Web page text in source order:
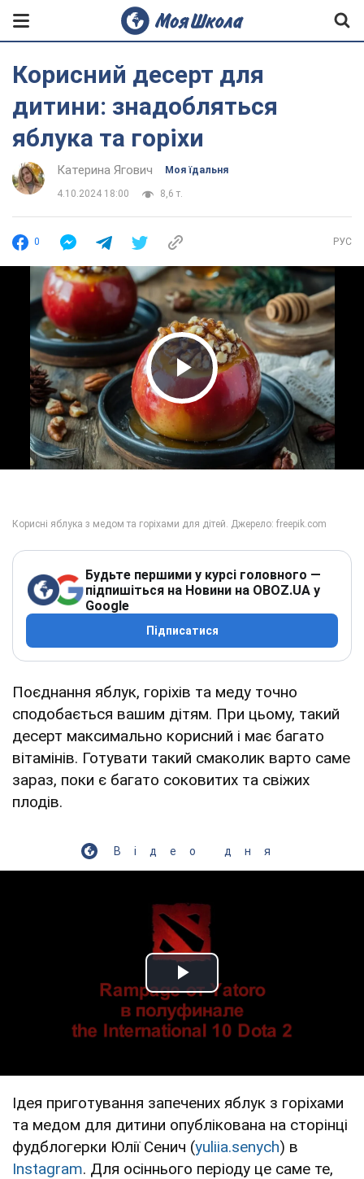
Корисний десерт для
дитини: знадобляться
яблука та горіхи
Катерина Ягович Моя їдальня
4.10.2024 18:00 8,6 т.
0 РУС
Play Video
Будьте першими у курсі головного —
підпишіться на Новини на OBOZ.UA у
Google
Підписатися
Поєднання яблук, горіхів та меду точно
сподобається вашим дітям. При цьому, такий
десерт максимально корисний і має багато
вітамінів. Готувати такий смаколик варто саме
зараз, поки є багато соковитих та свіжих
плодів.
Відео дня
Play Video
Ідея приготування запечених яблук з горіхами
та медом для дитини опублікована на сторінці
фудблогерки Юлії Сенич (yuliia.senych) в
Instagram. Для осіннього періоду це саме те,